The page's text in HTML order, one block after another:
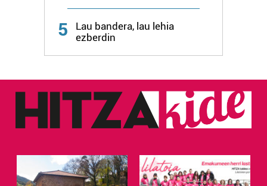
5
Lau bandera, lau lehia
ezberdin